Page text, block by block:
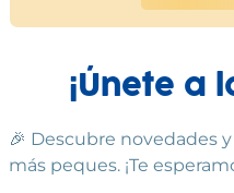
¡Únete a
🎉 Descubre novedades
más peques. ¡Te